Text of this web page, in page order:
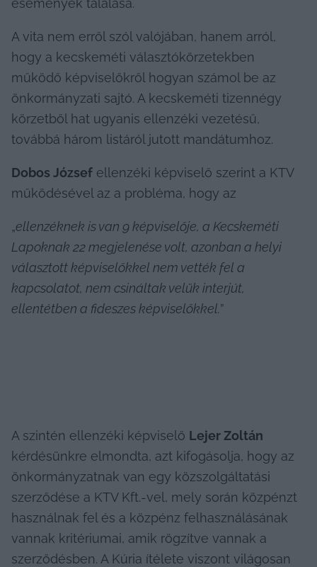
események tálalása.
A vita nem erről szól valójában, hanem arról,
hogy a kecskeméti választókörzetekben
működő képviselőkről hogyan számol be az
önkormányzati sajtó. A kecskeméti tizennégy
körzetből hat ugyanis ellenzéki vezetésű,
továbbá három listáról jutott mandátumhoz.
Dobos József ellenzéki képviselő szerint a KTV
működésével az a probléma, hogy az
„ellenzéknek is van 9 képviselője, a Kecskeméti
Lapoknak 22 megjelenése volt, azonban a helyi
választott képviselőkkel nem vették fel a
kapcsolatot, nem csináltak velük interjút,
ellentétben a fideszes képviselőkkel.”
A szintén ellenzéki képviselő Lejer Zoltán
kérdésünkre elmondta, azt kifogásolja, hogy az
önkormányzatnak van egy közszolgáltatási
szerződése a KTV Kft.-vel, mely során közpénzt
használnak fel és a közpénz felhasználásának
vannak kritériumai, amik rögzítve vannak a
szerződésben. A Kúria ítélete viszont világosan